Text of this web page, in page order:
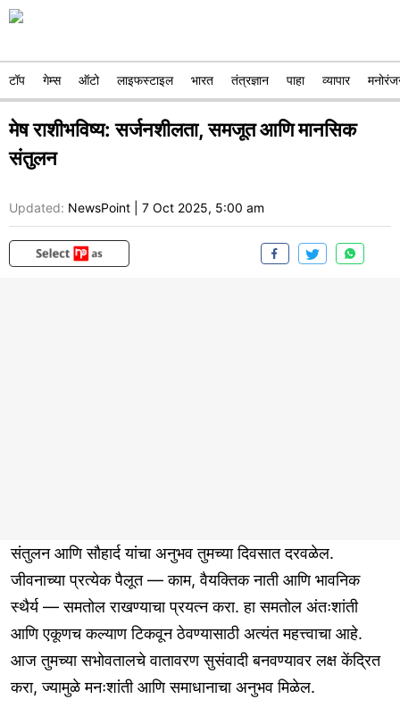
टॉप गेम्स ऑटो लाइफस्टाइल भारत तंत्रज्ञान पाहा व्यापार
मेष राशीभविष्य: सर्जनशीलता, समजूत आणि मानसिक
संतुलन
Updated: NewsPoint 7 Oct 2025, 5:00 am
संतुलन आणि सौहार्द यांचा अनुभव तुमच्या दिवसात दरवळेल.
जीवनाच्या प्रत्येक पैलूत — काम, वैयक्तिक नाती आणि भावनिक
स्थैर्य — समतोल राखण्याचा प्रयत्न करा. हा समतोल अंतःशांती
आणि एकूणच कल्याण टिकवून ठेवण्यासाठी अत्यंत महत्त्वाचा आहे.
आज तुमच्या सभोवतालचे वातावरण सुसंवादी बनवण्यावर लक्ष केंद्रित
करा, ज्यामुळे मनःशांती आणि समाधानाचा अनुभव मिळेल.